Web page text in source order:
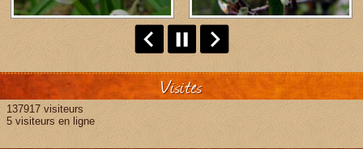
Visites
137917 visiteurs
5 visiteurs en ligne